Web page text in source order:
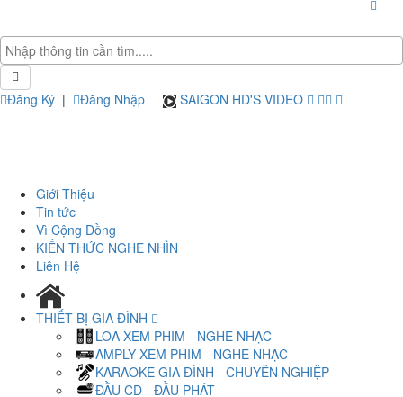
Đăng Ký | Đăng Nhập SAIGON HD'S VIDEO
Giới Thiệu
Tin tức
Vì Cộng Đồng
KIẾN THỨC NGHE NHÌN
Liên Hệ
THIẾT BỊ GIA ĐÌNH
LOA XEM PHIM - NGHE NHẠC
AMPLY XEM PHIM - NGHE NHẠC
KARAOKE GIA ĐÌNH - CHUYÊN NGHIỆP
ĐẦU CD - ĐẦU PHÁT